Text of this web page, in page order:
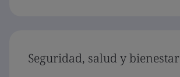
Seguridad, salud y bienestar